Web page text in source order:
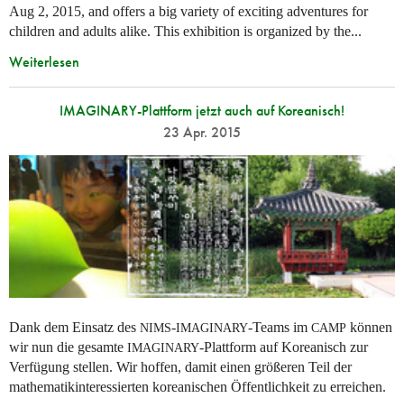
Aug 2, 2015, and offers a big variety of exciting adventures for
children and adults alike. This exhibition is organized by the...
Weiterlesen
IMAGINARY-Plattform jetzt auch auf Koreanisch!
23 Apr. 2015
Dank dem Einsatz des NIMS-IMAGINARY-Teams im CAMP können
wir nun die gesamte IMAGINARY-Plattform auf Koreanisch zur
Verfügung stellen. Wir hoffen, damit einen größeren Teil der
mathematikinteressierten koreanischen Öffentlichkeit zu erreichen.